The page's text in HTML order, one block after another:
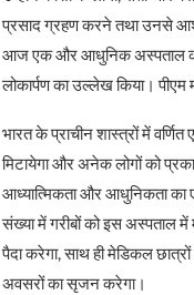
प्रसाद ग्रहण करने तथा उनसे
आज एक और आधुनिक अस्पताल का
लोकार्पण का उल्लेख किया।
भारत के प्राचीन शास्त्रों में
मिटायेगा और अनेक लोगों को
आध्यात्मिकता और आधुनिकता का
संख्या में गरीबों को इस अस्पताल
पैदा करेगा, साथ ही मेडिकल
अवसरों का सृजन करेगा।